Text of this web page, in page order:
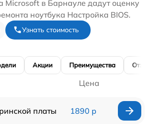
Microsoft в Барнауле дадут оценку
ноутбука Настройка BIOS.
Узнать стоимость
Акции Преимущества
Цена
платы 1890 р